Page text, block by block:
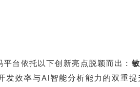
台依托以下创新亮点脱颖而出：
发效率与AI智能分析能力的双重提